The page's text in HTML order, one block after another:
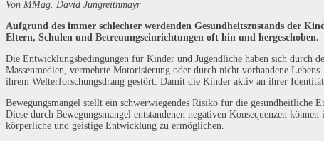
Von MMag. David Jungreithmayr
Aufgrund des immer schlechter werdenden Gesundheitszustands der
Eltern, Schulen und Betreuungseinrichtungen oft hin und hergeschoben.
Die Entwicklungsbedingungen für Kinder und Jugendliche haben sich durch
Massenmedien, vermehrte Motorisierung oder durch nicht vorhandene
ihrem Welterforschungsdrang gestört. Damit die Kinder aktiv an ihrer
Bewegungsmangel stellt ein schwerwiegendes Risiko für die
Diese durch Bewegungsmangel entstandenen negativen Konsequenzen
körperliche und geistige Entwicklung zu ermöglichen.